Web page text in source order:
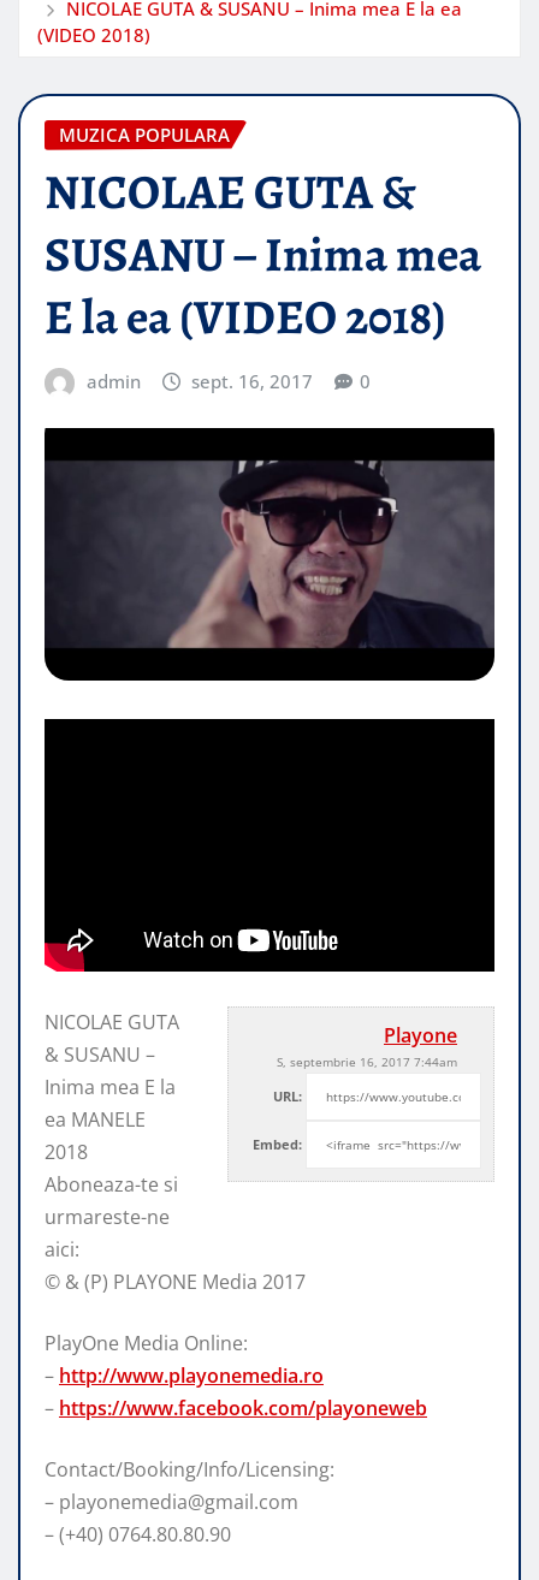
NICOLAE GUTA & SUSANU – Inima mea E la ea
(VIDEO 2018)
MUZICA POPULARA
NICOLAE GUTA &
SUSANU – Inima mea
E la ea (VIDEO 2018)
admin sept. 16, 2017 0
Playone
S, septembrie 16, 2017 7:44am
URL:
Embed:
NICOLAE GUTA
& SUSANU –
Inima mea E la
ea MANELE
2018
Aboneaza-te si
urmareste-ne
aici:
© & (P) PLAYONE Media 2017
PlayOne Media Online:
– http://www.playonemedia.ro
– https://www.facebook.com/playoneweb
Contact/Booking/Info/Licensing:
– playonemedia@gmail.com
– (+40) 0764.80.80.90